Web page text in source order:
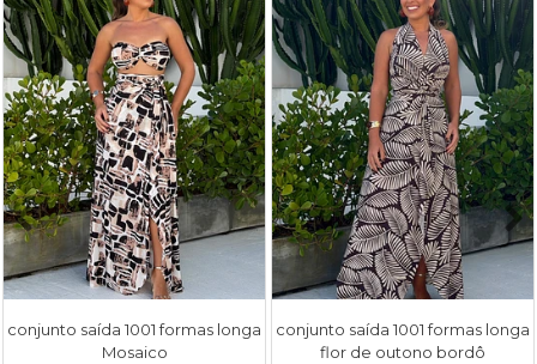
conjunto saída 1001 formas longa
Mosaico
conjunto saída 1001 formas longa
flor de outono bordô